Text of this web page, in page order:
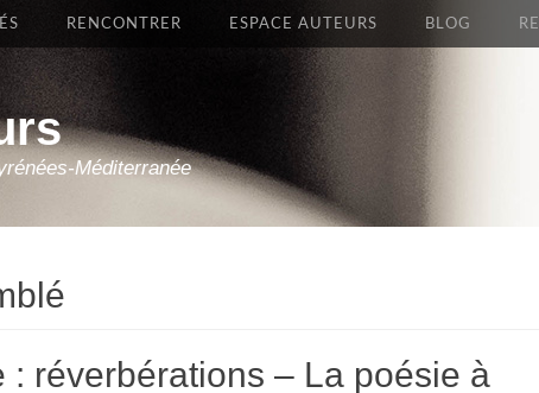
Méditerranée
RENCONTRER ESPACE AUTEURS BLOG
réverbérations – La poésie à